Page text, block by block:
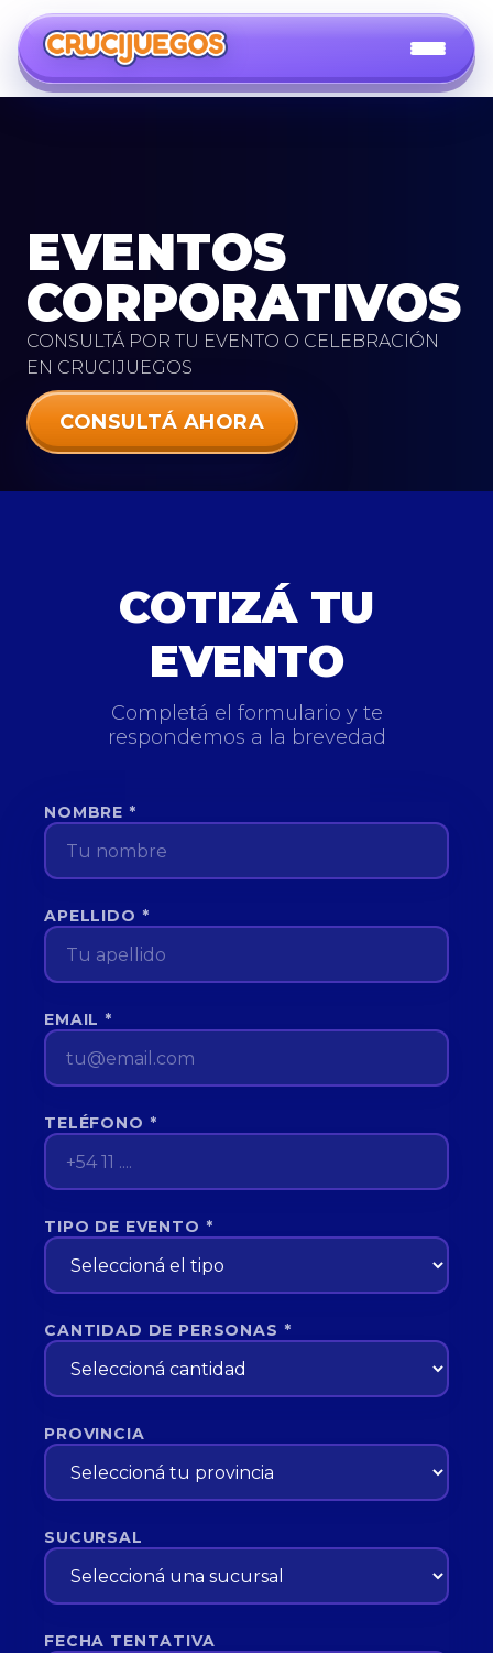
EVENTOS
CORPORATIVOS
CONSULTÁ POR TU EVENTO O CELEBRACIÓN
EN CRUCIJUEGOS
CONSULTÁ AHORA
COTIZÁ TU
EVENTO
Completá el formulario y te
respondemos a la brevedad
NOMBRE *
APELLIDO *
EMAIL *
TELÉFONO *
TIPO DE EVENTO *
CANTIDAD DE PERSONAS *
PROVINCIA
SUCURSAL
FECHA TENTATIVA